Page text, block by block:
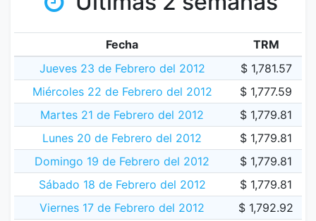
Fecha
TRM
Jueves 23 de Febrero del 2012
$ 1,781.57
Miércoles 22 de Febrero del 2012
$ 1,777.59
Martes 21 de Febrero del 2012
$ 1,779.81
Lunes 20 de Febrero del 2012
$ 1,779.81
Domingo 19 de Febrero del 2012
$ 1,779.81
Sábado 18 de Febrero del 2012
$ 1,779.81
Viernes 17 de Febrero del 2012
$ 1,792.92